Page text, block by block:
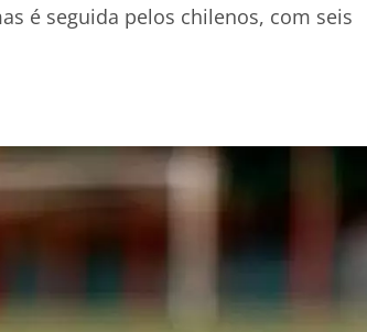
é seguida pelos chilenos, com seis